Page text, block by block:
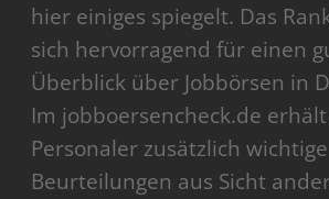
hier einiges spiegelt. Das
sich hervorragend für einen
Überblick über Jobbörsen in
Im jobboersencheck.de
Personaler zusätzlich wichtige
Beurteilungen aus Sicht